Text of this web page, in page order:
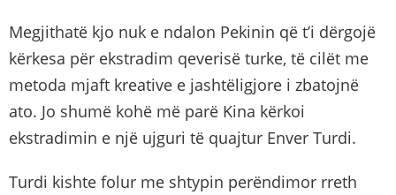
Megjithatë kjo nuk e ndalon Pekinin që t’i dërgojë
kërkesa për ekstradim qeverisë turke, të cilët me
metoda mjaft kreative e jashtëligjore i zbatojnë
ato. Jo shumë kohë më parë Kina kërkoi
ekstradimin e një ujguri të quajtur Enver Turdi.
Turdi kishte folur me shtypin perëndimor rreth